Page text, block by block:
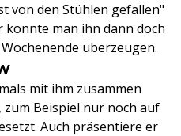
von den Stühlen gefallen"
konnte man ihn dann doch
überzeugen.
mit ihm zusammen
Beispiel nur noch auf
Auch präsentiere er